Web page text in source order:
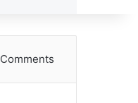
Comments